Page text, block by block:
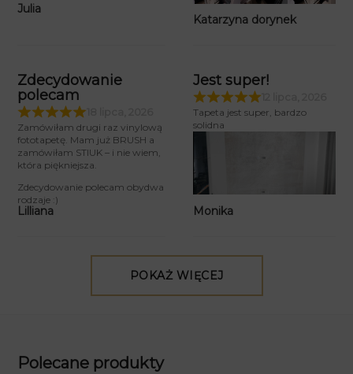
Julia
Katarzyna dorynek
Zdecydowanie
polecam
Zamówiłam drugi raz vinylową
fototapetę. Mam już BRUSH a
zamówiłam STIUK – i nie wiem,
która piękniejsza.
Zdecydowanie polecam obydwa
rodzaje :)
Lilliana
Jest super!
Tapeta jest super, bardzo
solidna
Monika
POKAŻ WIĘCEJ
Polecane produkty